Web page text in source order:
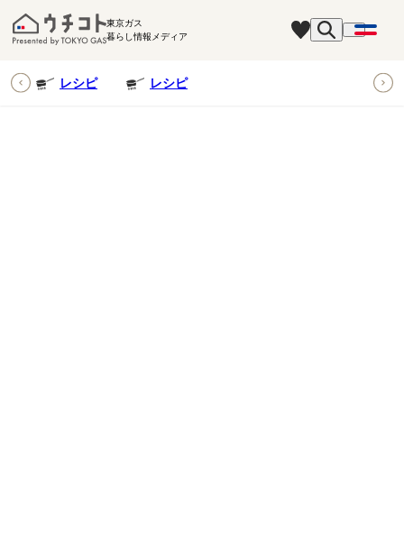
東京ガス
暮らし情報メディア
レシピ レシピ